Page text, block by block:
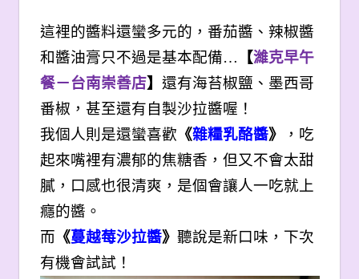
這裡的醬料還蠻多元的，番茄醬、辣椒醬
和醬油膏只不過是基本配備… 【濰克早午
餐－台南崇善店】 還有海苔椒鹽、墨西哥
番椒，甚至還有自製沙拉醬喔！
我個人則是還蠻喜歡 《雜糧乳酪醬》
，吃
起來嘴裡有濃郁的焦糖香，但又不會太甜
膩，口感也很清爽，是個會讓人一吃就上
癮的醬。
而 《蔓越莓沙拉醬》 聽說是新口味，下次
有機會試試！